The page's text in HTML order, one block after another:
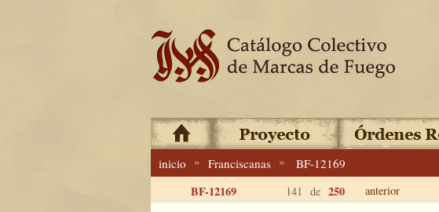
inicio » Franciscanas » BF-12169
BF-12169 141 de 250 anterior